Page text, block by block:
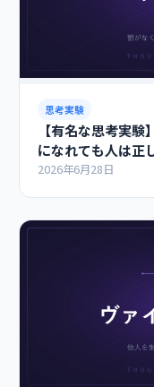
思考実験
【有名な思考実
になれても人は正
2026年6月28日